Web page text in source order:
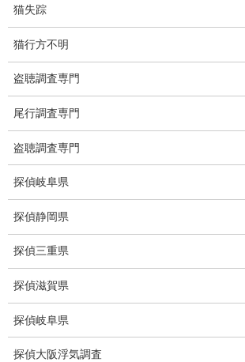
弊社が選ばれる理由
盗撮器
盗撮調査愛知県
電磁波測定調査
電磁波とは
ストーカー調査
盗難車両調査
盗撮犯防止対策調査
猫失踪
猫行方不明
盗聴調査専門
尾行調査専門
盗聴調査専門
探偵岐阜県
探偵静岡県
探偵三重県
探偵滋賀県
探偵岐阜県
探偵大阪浮気調査